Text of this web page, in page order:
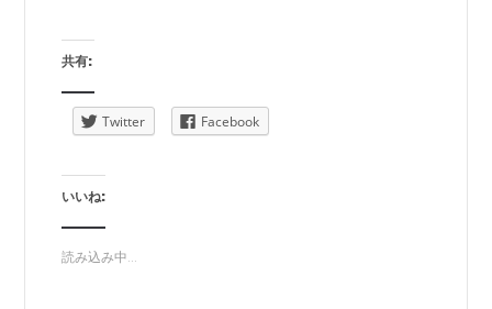
共有:
Twitter Facebook
いいね:
読み込み中...